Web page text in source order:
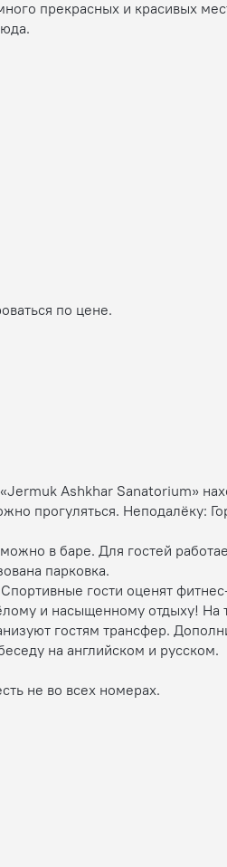
прекрасных и красивых
по цене.
Ashkhar Sanatorium»
прогуляться. Неподалёку:
в баре. Для гостей
парковка.
гости оценят
и насыщенному отдыху!
гостям трансфер.
на английском и русском.
не во всех номерах.